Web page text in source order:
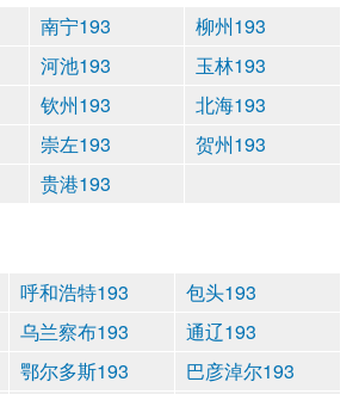
南宁193
柳州193
河池193
玉林193
钦州193
北海193
崇左193
贺州193
贵港193
呼和浩特193
包头193
乌兰察布193
通辽193
鄂尔多斯193
巴彦淖尔193